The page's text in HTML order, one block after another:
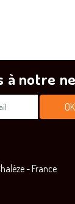
à notre
- France